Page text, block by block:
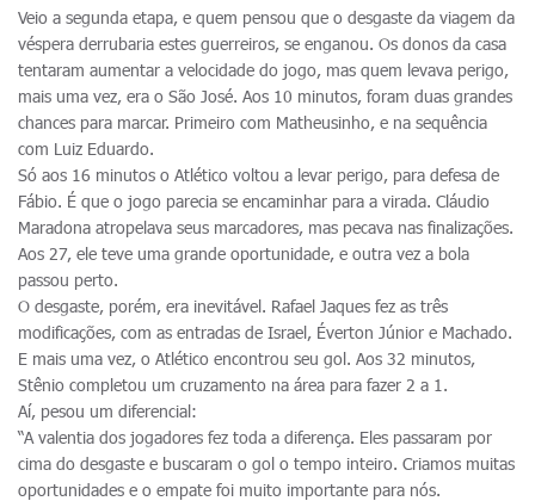
Veio a segunda etapa, e quem pensou que o desgaste da viagem da
véspera derrubaria estes guerreiros, se enganou. Os donos da casa
tentaram aumentar a velocidade do jogo, mas quem levava perigo,
mais uma vez, era o São José. Aos 10 minutos, foram duas grandes
chances para marcar. Primeiro com Matheusinho, e na sequência
com Luiz Eduardo.
Só aos 16 minutos o Atlético voltou a levar perigo, para defesa de
Fábio. É que o jogo parecia se encaminhar para a virada. Cláudio
Maradona atropelava seus marcadores, mas pecava nas finalizações.
Aos 27, ele teve uma grande oportunidade, e outra vez a bola
passou perto.
O desgaste, porém, era inevitável. Rafael Jaques fez as três
modificações, com as entradas de Israel, Éverton Júnior e Machado.
E mais uma vez, o Atlético encontrou seu gol. Aos 32 minutos,
Stênio completou um cruzamento na área para fazer 2 a 1.
Aí, pesou um diferencial:
“A valentia dos jogadores fez toda a diferença. Eles passaram por
cima do desgaste e buscaram o gol o tempo inteiro. Criamos muitas
oportunidades e o empate foi muito importante para nós.